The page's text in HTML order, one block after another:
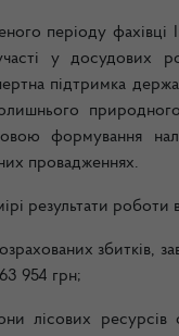
періоду фахівці
у досудових
підтримка
формування
провадженнях.
результати роботи
збитків,
954 грн;
лісових ресурсів